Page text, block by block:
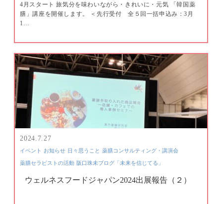
4月スタート 旅気分を味わいながら・きれいに・元気 「韓国薬
膳」講座を開催します。 ＜先行受付 全５回一括申込み：3月
1…
2024.7.27
イベント お知らせ 日々思うこと 薬膳コンサルティング・講演会
薬膳セラピストの活動 阪口珠未ブログ「未来を信じてる」
ウェルネスフードジャパン2024出展報告（２）